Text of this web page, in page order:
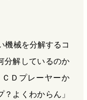
機械を分解するコ
分解しているのか
Ｄプレーヤーか
よくわからん」